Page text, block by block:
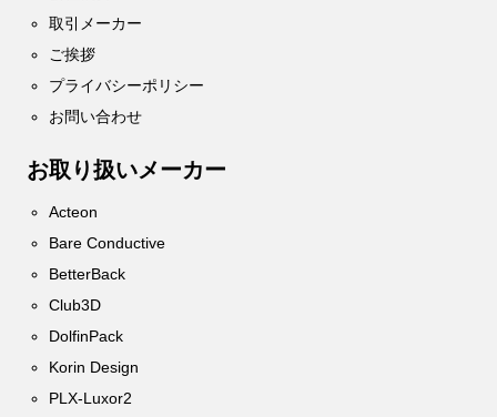
取引メーカー
ご挨拶
プライバシーポリシー
お問い合わせ
お取り扱いメーカー
Acteon
Bare Conductive
BetterBack
Club3D
DolfinPack
Korin Design
PLX-Luxor2